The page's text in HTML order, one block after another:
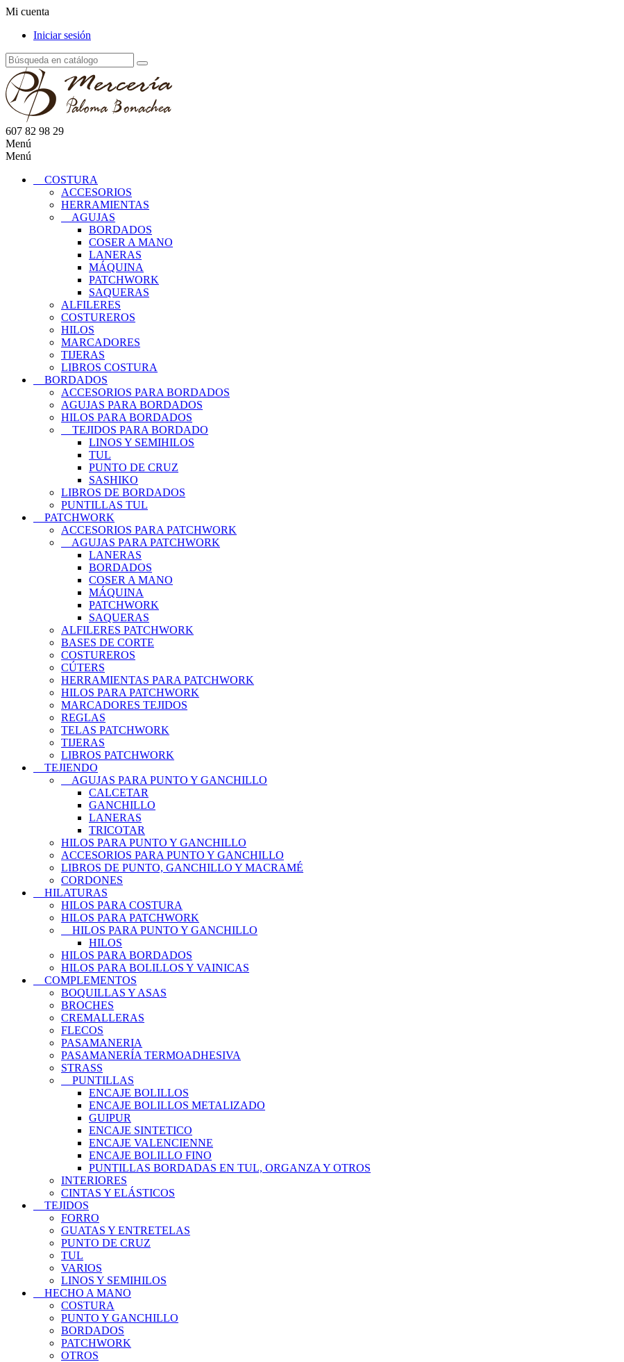
Mi cuenta
Iniciar sesión
607 82 98 29
Menú
Menú
COSTURA
ACCESORIOS
HERRAMIENTAS
AGUJAS
BORDADOS
COSER A MANO
LANERAS
MÁQUINA
PATCHWORK
SAQUERAS
ALFILERES
COSTUREROS
HILOS
MARCADORES
TIJERAS
LIBROS COSTURA
BORDADOS
ACCESORIOS PARA BORDADOS
AGUJAS PARA BORDADOS
HILOS PARA BORDADOS
TEJIDOS PARA BORDADO
LINOS Y SEMIHILOS
TUL
PUNTO DE CRUZ
SASHIKO
LIBROS DE BORDADOS
PUNTILLAS TUL
PATCHWORK
ACCESORIOS PARA PATCHWORK
AGUJAS PARA PATCHWORK
LANERAS
BORDADOS
COSER A MANO
MÁQUINA
PATCHWORK
SAQUERAS
ALFILERES PATCHWORK
BASES DE CORTE
COSTUREROS
CÚTERS
HERRAMIENTAS PARA PATCHWORK
HILOS PARA PATCHWORK
MARCADORES TEJIDOS
REGLAS
TELAS PATCHWORK
TIJERAS
LIBROS PATCHWORK
TEJIENDO
AGUJAS PARA PUNTO Y GANCHILLO
CALCETAR
GANCHILLO
LANERAS
TRICOTAR
HILOS PARA PUNTO Y GANCHILLO
ACCESORIOS PARA PUNTO Y GANCHILLO
LIBROS DE PUNTO, GANCHILLO Y MACRAMÉ
CORDONES
HILATURAS
HILOS PARA COSTURA
HILOS PARA PATCHWORK
HILOS PARA PUNTO Y GANCHILLO
HILOS
HILOS PARA BORDADOS
HILOS PARA BOLILLOS Y VAINICAS
COMPLEMENTOS
BOQUILLAS Y ASAS
BROCHES
CREMALLERAS
FLECOS
PASAMANERIA
PASAMANERÍA TERMOADHESIVA
STRASS
PUNTILLAS
ENCAJE BOLILLOS
ENCAJE BOLILLOS METALIZADO
GUIPUR
ENCAJE SINTETICO
ENCAJE VALENCIENNE
ENCAJE BOLILLO FINO
PUNTILLAS BORDADAS EN TUL, ORGANZA Y OTROS
INTERIORES
CINTAS Y ELÁSTICOS
TEJIDOS
FORRO
GUATAS Y ENTRETELAS
PUNTO DE CRUZ
TUL
VARIOS
LINOS Y SEMIHILOS
HECHO A MANO
COSTURA
PUNTO Y GANCHILLO
BORDADOS
PATCHWORK
OTROS